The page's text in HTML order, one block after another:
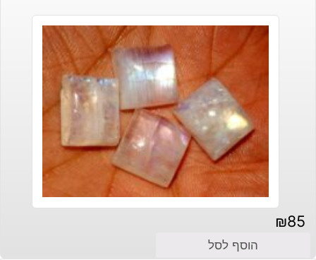
₪85
הוסף לסל